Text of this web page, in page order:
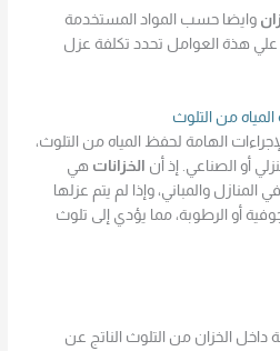
وايضا حسب المواد المستخدمة
هذة العوامل تحدد تكلفة عزل
من التلوث
الهامة لحفظ المياه من التلوث،
أو الصناعي. إذ أن الخزانات هي
المنازل والمباني، وإذا لم يتم عزلها
أو الرطوبة، مما يؤدي إلى تلوث
داخل الخزان من التلوث الناتج عن